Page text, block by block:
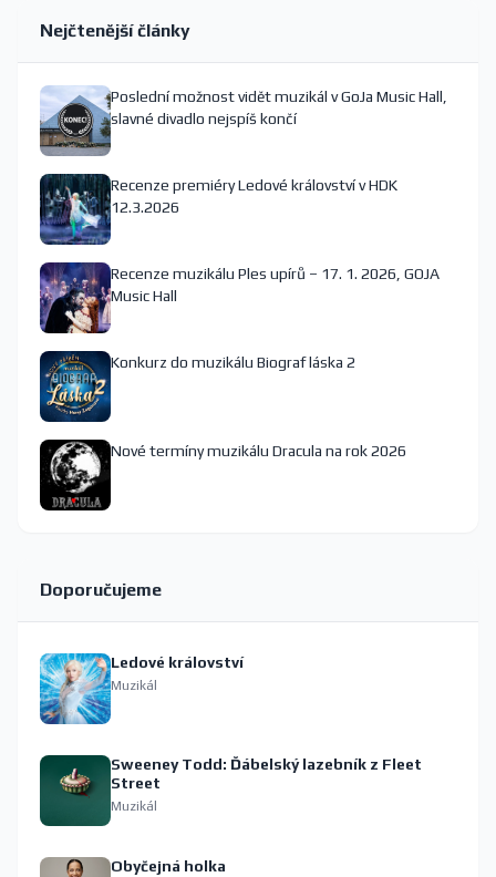
Nejčtenější články
Poslední možnost vidět muzikál v GoJa Music Hall,
slavné divadlo nejspíš končí
Recenze premiéry Ledové království v HDK
12.3.2026
Recenze muzikálu Ples upírů – 17. 1. 2026, GOJA
Music Hall
Konkurz do muzikálu Biograf láska 2
Nové termíny muzikálu Dracula na rok 2026
Doporučujeme
Ledové království
Muzikál
Sweeney Todd: Ďábelský lazebník z Fleet
Street
Muzikál
Obyčejná holka